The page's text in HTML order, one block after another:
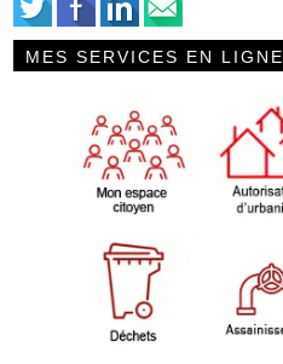
MES SERVICES EN LIGNE